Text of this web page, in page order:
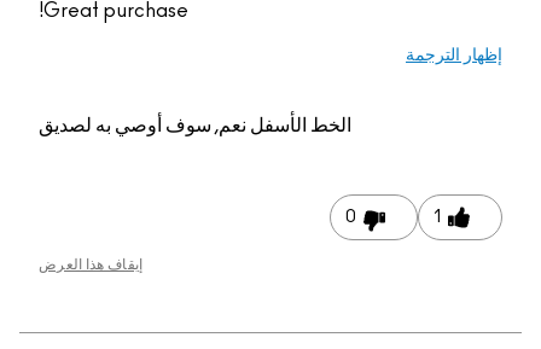
Great purchase!
إظهار الترجمة
الخط الأسفلنعم, سوف أوصي به لصديق
1
0
إيقاف هذا العرض